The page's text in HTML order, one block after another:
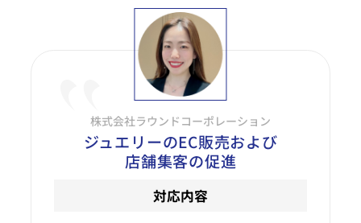
株式会社ラウンドコーポレーション
ジュエリーのEC販売および
店舗集客の促進
対応内容